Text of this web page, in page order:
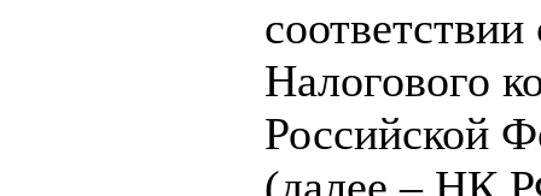
Налогового
Российской